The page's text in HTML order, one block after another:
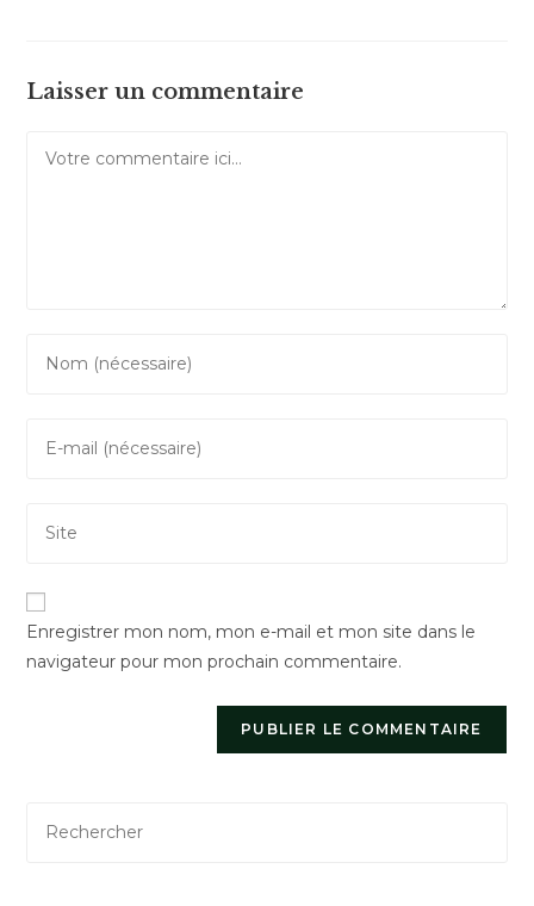
Laisser un commentaire
your
comment
your
address
l’URL
votre
site
(facultatif)
Enregistrer mon nom, mon e-mail et mon site dans le
navigateur pour mon prochain commentaire.